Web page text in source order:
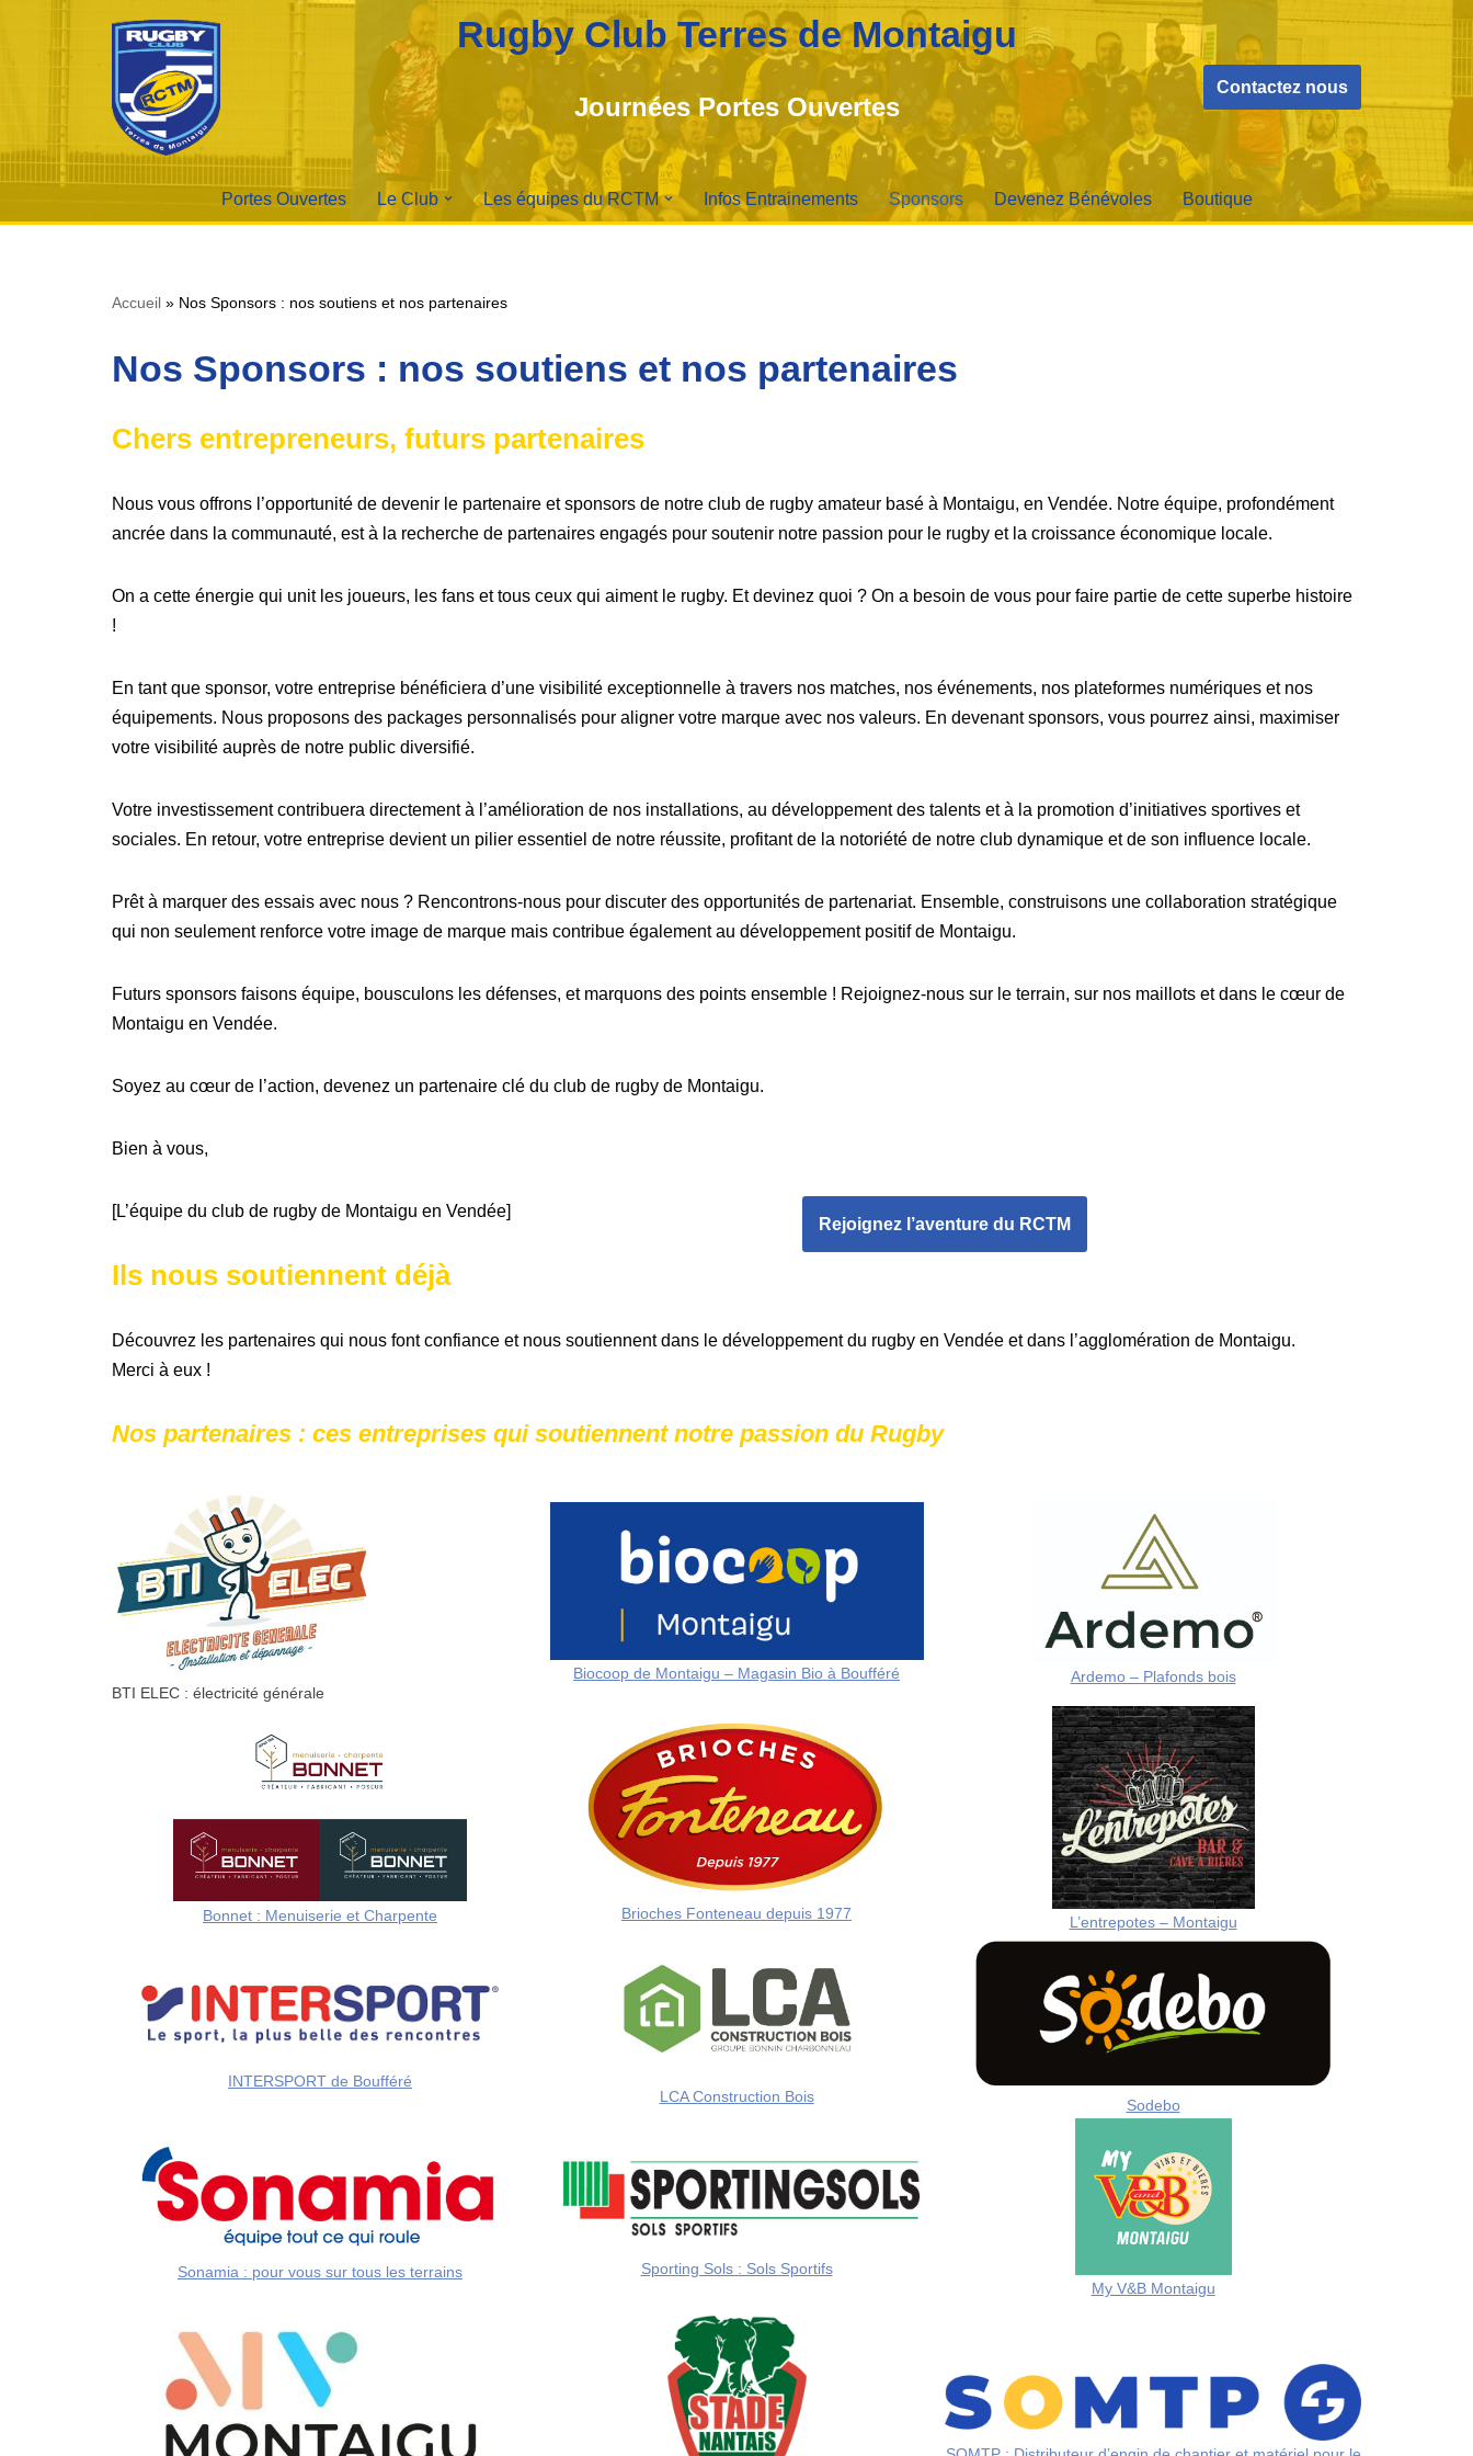
Rugby Club Terres de Montaigu
Journées Portes Ouvertes
Contactez nous
Portes Ouvertes Le Club Les équipes du RCTM Infos Entrainements Sponsors Devenez Bénévoles Boutique
Accueil » Nos Sponsors : nos soutiens et nos partenaires
Nos Sponsors : nos soutiens et nos partenaires
Chers entrepreneurs, futurs partenaires
Nous vous offrons l’opportunité de devenir le partenaire et sponsors de notre club de rugby amateur basé à Montaigu, en Vendée. Notre équipe, profondément
ancrée dans la communauté, est à la recherche de partenaires engagés pour soutenir notre passion pour le rugby et la croissance économique locale.
On a cette énergie qui unit les joueurs, les fans et tous ceux qui aiment le rugby. Et devinez quoi ? On a besoin de vous pour faire partie de cette superbe histoire
!
En tant que sponsor, votre entreprise bénéficiera d’une visibilité exceptionnelle à travers nos matches, nos événements, nos plateformes numériques et nos
équipements. Nous proposons des packages personnalisés pour aligner votre marque avec nos valeurs. En devenant sponsors, vous pourrez ainsi, maximiser
votre visibilité auprès de notre public diversifié.
Votre investissement contribuera directement à l’amélioration de nos installations, au développement des talents et à la promotion d’initiatives sportives et
sociales. En retour, votre entreprise devient un pilier essentiel de notre réussite, profitant de la notoriété de notre club dynamique et de son influence locale.
Prêt à marquer des essais avec nous ? Rencontrons-nous pour discuter des opportunités de partenariat. Ensemble, construisons une collaboration stratégique
qui non seulement renforce votre image de marque mais contribue également au développement positif de Montaigu.
Futurs sponsors faisons équipe, bousculons les défenses, et marquons des points ensemble ! Rejoignez-nous sur le terrain, sur nos maillots et dans le cœur de
Montaigu en Vendée.
Soyez au cœur de l’action, devenez un partenaire clé du club de rugby de Montaigu.
Bien à vous,
[L’équipe du club de rugby de Montaigu en Vendée]
Rejoignez l’aventure du RCTM
Ils nous soutiennent déjà
Découvrez les partenaires qui nous font confiance et nous soutiennent dans le développement du rugby en Vendée et dans l’agglomération de Montaigu.
Merci à eux !
Nos partenaires : ces entreprises qui soutiennent notre passion du Rugby
BTI ELEC : électricité générale
Biocoop de Montaigu – Magasin Bio à Boufféré Ardemo – Plafonds bois
Bonnet : Menuiserie et Charpente Brioches Fonteneau depuis 1977 L’entrepotes – Montaigu
INTERSPORT de Boufféré
LCA Construction Bois
Sodebo
Sonamia : pour vous sur tous les terrains
Sporting Sols : Sols Sportifs
My V&B Montaigu